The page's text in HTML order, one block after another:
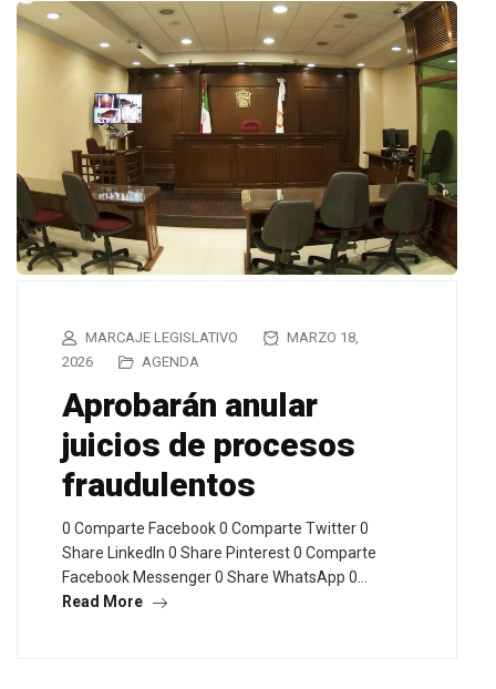
MARCAJE LEGISLATIVO
MARZO 18,
2026
AGENDA
Aprobarán anular
juicios de procesos
fraudulentos
0 Comparte Facebook 0 Comparte Twitter 0
Share LinkedIn 0 Share Pinterest 0 Comparte
Facebook Messenger 0 Share WhatsApp 0…
Read More